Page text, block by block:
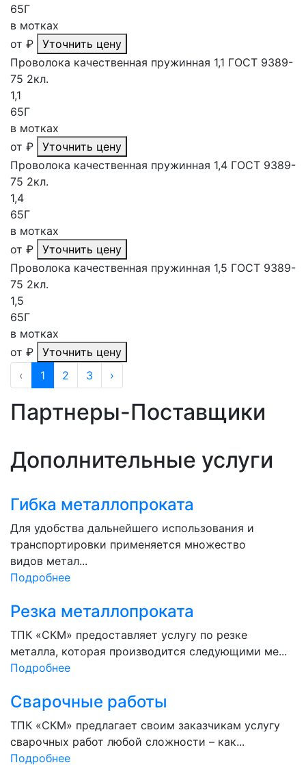
65Г
в мотках
от ₽
Уточнить цену
Проволока качественная пружинная 1,1 ГОСТ 9389-
75 2кл.
1,1
65Г
в мотках
от ₽
Уточнить цену
Проволока качественная пружинная 1,4 ГОСТ 9389-
75 2кл.
1,4
65Г
в мотках
от ₽
Уточнить цену
Проволока качественная пружинная 1,5 ГОСТ 9389-
75 2кл.
1,5
65Г
в мотках
от ₽
Уточнить цену
‹
1 2 3 ›
Партнеры-Поставщики
Дополнительные услуги
Гибка металлопроката
Для удобства дальнейшего использования и
транспортировки применяется множество
видов метал...
Подробнее
Резка металлопроката
ТПК «СКМ» предоставляет услугу по резке
металла, которая производится следующими ме...
Подробнее
Сварочные работы
ТПК «СКМ» предлагает своим заказчикам услугу
сварочных работ любой сложности – как...
Подробнее